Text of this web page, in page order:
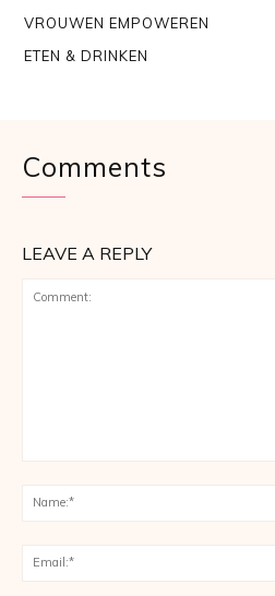
VROUWEN EMPOWEREN
ETEN & DRINKEN
Comments
LEAVE A REPLY